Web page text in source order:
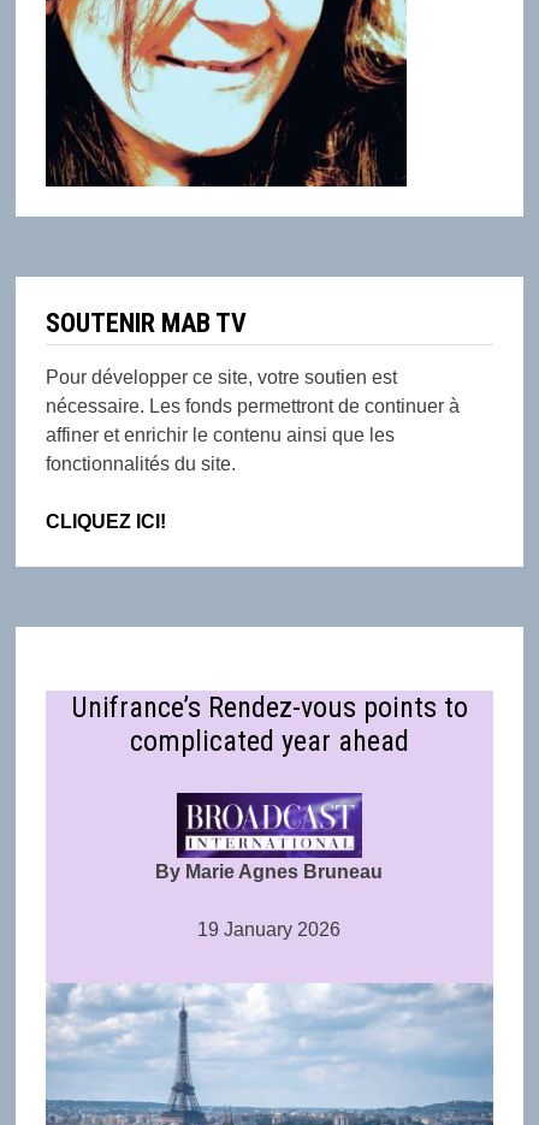
SOUTENIR MAB TV
Pour développer ce site, votre soutien est
nécessaire. Les fonds permettront de continuer à
affiner et enrichir le contenu ainsi que les
fonctionnalités du site.
CLIQUEZ ICI!
Unifrance’s Rendez-vous points to
complicated year ahead
By Marie Agnes Bruneau
19 January 2026